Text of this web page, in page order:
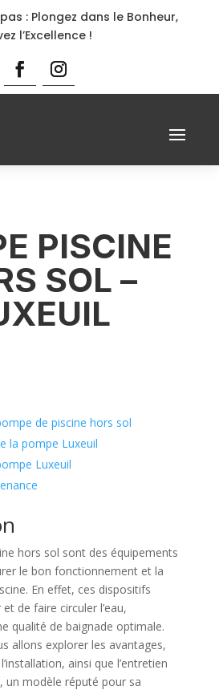
: Plongez dans le Bonheur,
l’Excellence !
PISCINE
SOL –
de piscine hors sol
la pompe Luxeuil
Luxeuil
hors sol sont des équipements
le bon fonctionnement et la
En effet, ces dispositifs
de faire circuler l’eau,
qualité de baignade optimale.
allons explorer les avantages,
ainsi que l’entretien
un modèle réputé pour sa